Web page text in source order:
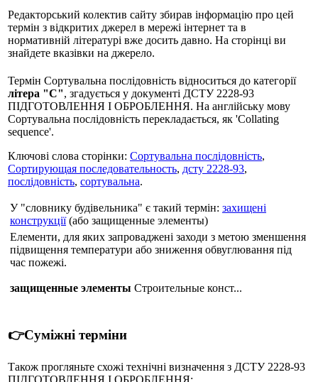
Редакторський колектив сайту збирав інформацію про цей
термін з відкритих джерел в мережі інтернет та в
нормативній літературі вже досить давно. На сторінці ви
знайдете вказівки на джерело.
Термін Сортувальна послідовність відноситься до категорії
літера "С", згадується у документі ДСТУ 2228-93
ПIДГОТОВЛЕННЯ I ОБРОБЛЕННЯ. На англійську мову
Сортувальна послідовність перекладається, як 'Collating
sequence'.
Ключові слова сторінки: Сортувальна послідовність,
Сортирующая последовательность, дсту 2228-93,
послідовність, сортувальна.
У "словнику будівельника" є такий термін: захищені
конструкції(або защищенные элементы)
Елементи, для яких запроваджені заходи з метою зменшення
підвищення температури або зниження обвуглювання під
час пожежі.
защищенные элементы Строительные конст...
👉Суміжні терміни
Також прогляньте схожі технічні визначення з ДСТУ 2228-93